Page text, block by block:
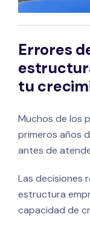
Errores
tu
Muchos de los
primeros años
antes de
Las decisiones
estructura
capacidad de